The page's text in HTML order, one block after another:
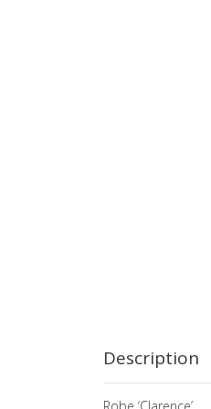
the
beginning
of
Description